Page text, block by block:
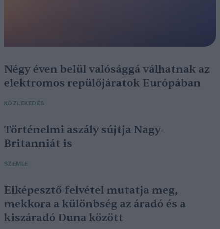
Négy éven belül valósággá válhatnak az
elektromos repülőjáratok Európában
KÖZLEKEDÉS
Történelmi aszály sújtja Nagy-
Britanniát is
SZEMLE
Elképesztő felvétel mutatja meg,
mekkora a különbség az áradó és a
kiszáradó Duna között